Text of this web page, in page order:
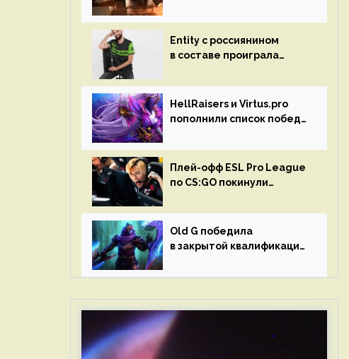
GO
Entity с россиянином
в составе проиграла
Circuit 2023
HellRaisers и Virtus.pro
пополнили список побед
Плей-офф ESL Pro League
по CS:GO покинули
Old G победила
в закрытой квалификации
Западной Европы